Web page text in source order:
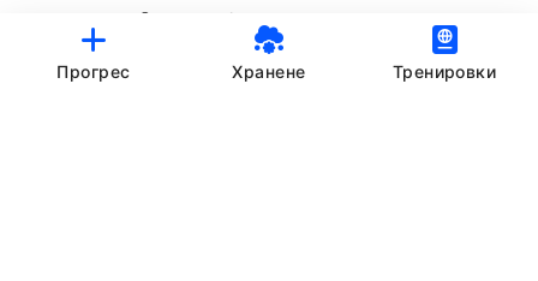
© StankovFit Progress App | 2025
Crafted with love by
Прогрес Хранене Тренировки